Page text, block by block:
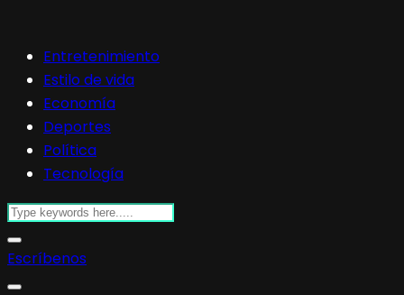
Entretenimiento
Estilo de vida
Economía
Deportes
Política
Tecnología
Escríbenos